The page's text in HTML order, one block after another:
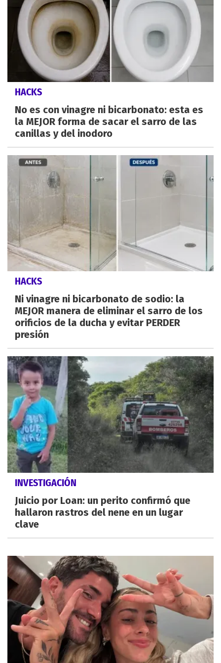
HACKS
No es con vinagre ni bicarbonato: esta es
la MEJOR forma de sacar el sarro de las
canillas y del inodoro
HACKS
Ni vinagre ni bicarbonato de sodio: la
MEJOR manera de eliminar el sarro de los
orificios de la ducha y evitar PERDER
presión
INVESTIGACIÓN
Juicio por Loan: un perito confirmó que
hallaron rastros del nene en un lugar
clave